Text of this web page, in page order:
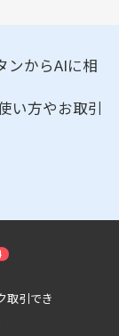
ンからAIに相
い方やお取引
取引でき